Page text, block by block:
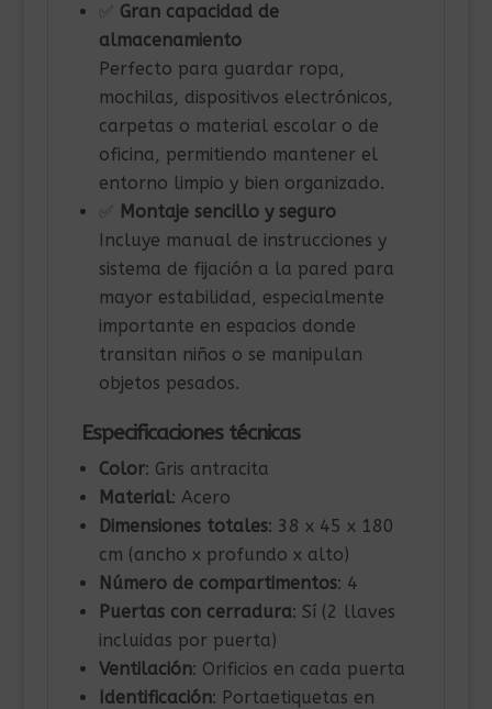
✅ Gran capacidad de
almacenamiento
Perfecto para guardar ropa,
mochilas, dispositivos electrónicos,
carpetas o material escolar o de
oficina, permitiendo mantener el
entorno limpio y bien organizado.
✅ Montaje sencillo y seguro
Incluye manual de instrucciones y
sistema de fijación a la pared para
mayor estabilidad, especialmente
importante en espacios donde
transitan niños o se manipulan
objetos pesados.
Especificaciones técnicas
Color: Gris antracita
Material: Acero
Dimensiones totales: 38 x 45 x 180
cm (ancho x profundo x alto)
Número de compartimentos: 4
Puertas con cerradura: Sí (2 llaves
incluidas por puerta)
Ventilación: Orificios en cada puerta
Identificación: Portaetiquetas en